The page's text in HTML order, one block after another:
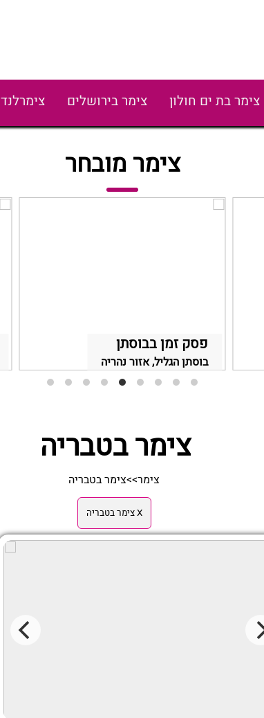
צימר בת ים חולון צימר בירושלים צימרלנד
צימר מובחר
פסק זמן בבוסתן
בוסתן הגליל, אזור נהריה
צימר בטבריה
צימר>>צימר בטבריה
X צימר בטבריה